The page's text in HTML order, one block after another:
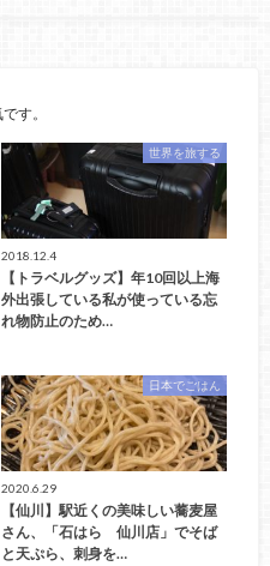
す。
世界を旅する
2018.12.4
【トラベルグッズ】年10回以上海
外出張している私が使っている忘
れ物防止のため…
日本でごはん
2020.6.29
【仙川】駅近くの美味しい蕎麦屋
さん、「石はら 仙川店」でそば
と天ぷら、刺身を…